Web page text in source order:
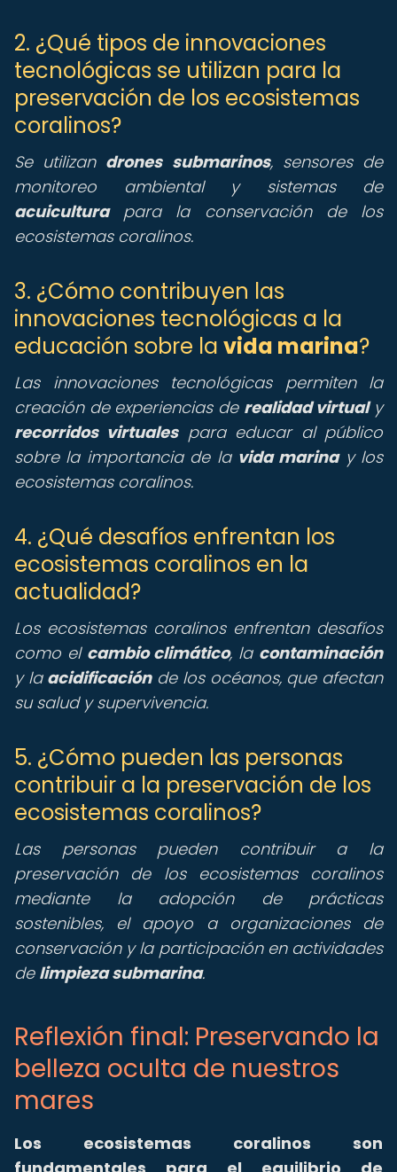
2. ¿Qué tipos de innovaciones
tecnológicas se utilizan para la
preservación de los ecosistemas
coralinos?
Se utilizan drones submarinos, sensores de
monitoreo ambiental y sistemas de
acuiculturapara la conservación de los
ecosistemas coralinos.
3. ¿Cómo contribuyen las
innovaciones tecnológicas a la
educación sobre la vida marina?
Las innovaciones tecnológicas permiten la
creación de experiencias de realidad virtualy
recorridos virtualespara educar al público
sobre la importancia de la vida marinay los
ecosistemas coralinos.
4. ¿Qué desafíos enfrentan los
ecosistemas coralinos en la
actualidad?
Los ecosistemas coralinos enfrentan desafíos
como el cambio climático, la contaminación
y la acidificaciónde los océanos, que afectan
su salud y supervivencia.
5. ¿Cómo pueden las personas
contribuir a la preservación de los
ecosistemas coralinos?
Las personas pueden contribuir a la
preservación de los ecosistemas coralinos
mediante la adopción de prácticas
sostenibles, el apoyo a organizaciones de
conservación y la participación en actividades
de limpieza submarina.
Reflexión final: Preservando la
belleza oculta de nuestros
mares
Los ecosistemas coralinos son